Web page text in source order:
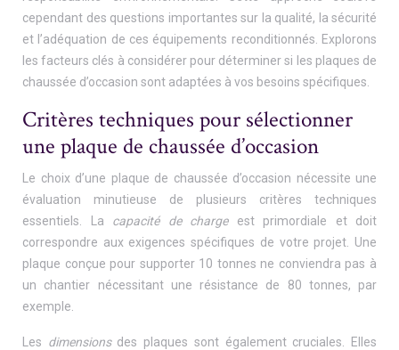
cependant des questions importantes sur la qualité, la sécurité
et l’adéquation de ces équipements reconditionnés. Explorons
les facteurs clés à considérer pour déterminer si les plaques de
chaussée d’occasion sont adaptées à vos besoins spécifiques.
Critères techniques pour sélectionner
une plaque de chaussée d’occasion
Le choix d’une plaque de chaussée d’occasion nécessite une
évaluation minutieuse de plusieurs critères techniques
essentiels. La capacité de charge est primordiale et doit
correspondre aux exigences spécifiques de votre projet. Une
plaque conçue pour supporter 10 tonnes ne conviendra pas à
un chantier nécessitant une résistance de 80 tonnes, par
exemple.
Les dimensions des plaques sont également cruciales. Elles